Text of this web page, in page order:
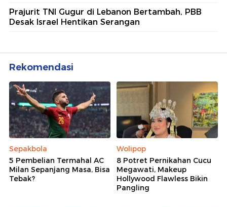
Prajurit TNI Gugur di Lebanon Bertambah, PBB
Desak Israel Hentikan Serangan
Rekomendasi
Sepakbola
5 Pembelian Termahal AC
Milan Sepanjang Masa, Bisa
Tebak?
Wolipop
8 Potret Pernikahan Cucu
Megawati, Makeup
Hollywood Flawless Bikin
Pangling